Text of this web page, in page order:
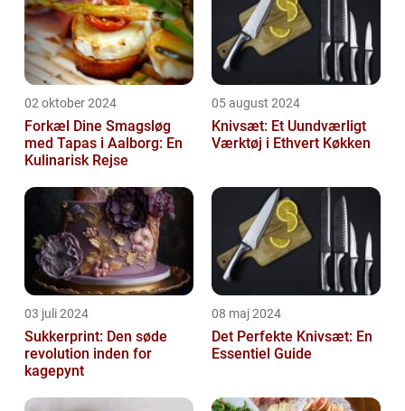
02 oktober 2024
Forkæl Dine Smagsløg
med Tapas i Aalborg: En
Kulinarisk Rejse
05 august 2024
Knivsæt: Et Uundværligt
Værktøj i Ethvert Køkken
03 juli 2024
Sukkerprint: Den søde
revolution inden for
kagepynt
08 maj 2024
Det Perfekte Knivsæt: En
Essentiel Guide